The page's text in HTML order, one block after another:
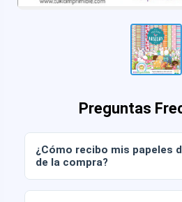
Preguntas
¿Cómo recibo mis papeles
de la compra?